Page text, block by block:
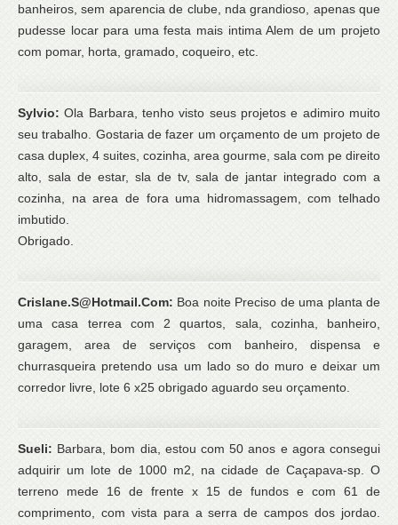
banheiros, sem aparencia de clube, nda grandioso, apenas que
pudesse locar para uma festa mais intima Alem de um projeto
com pomar, horta, gramado, coqueiro, etc.
Sylvio:Ola Barbara, tenho visto seus projetos e adimiro muito
seu trabalho. Gostaria de fazer um orçamento de um projeto de
casa duplex, 4 suites, cozinha, area gourme, sala com pe direito
alto, sala de estar, sla de tv, sala de jantar integrado com a
cozinha, na area de fora uma hidromassagem, com telhado
imbutido.
Obrigado.
Crislane.S@Hotmail.Com: Boa noite Preciso de uma planta de
uma casa terrea com 2 quartos, sala, cozinha, banheiro,
garagem, area de serviços com banheiro, dispensa e
churrasqueira pretendo usa um lado so do muro e deixar um
corredor livre, lote 6 x25 obrigado aguardo seu orçamento.
Sueli: Barbara, bom dia, estou com 50 anos e agora consegui
adquirir um lote de 1000 m2, na cidade de Caçapava-sp. O
terreno mede 16 de frente x 15 de fundos e com 61 de
comprimento, com vista para a serra de campos dos jordao.